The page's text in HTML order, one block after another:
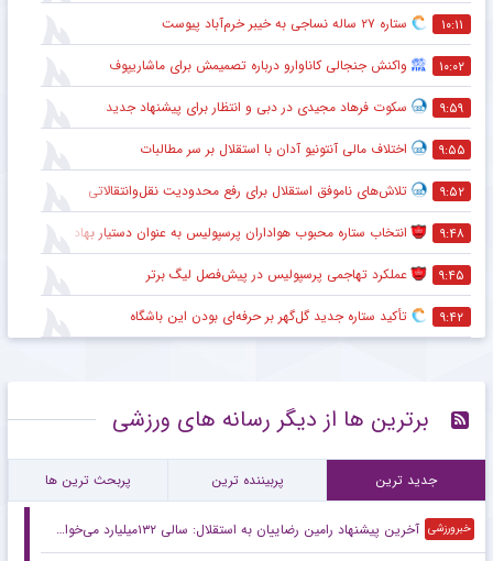
۱۰:۱۱ ستاره ۲۷ ساله نساجی به خیبر خرم‌آباد پیوست
۱۰:۰۲ واکنش جنجالی کاناوارو درباره تصمیمش برای ماشاریپوف
۹:۵۹ سکوت فرهاد مجیدی در دبی و انتظار برای پیشنهاد جدید
۹:۵۵ اختلاف مالی آنتونیو آدان با استقلال بر سر مطالبات
۹:۵۲ تلاش‌های ناموفق استقلال برای رفع محدودیت نقل‌وانتقالاتی
۹:۴۸ انتخاب ستاره محبوب هواداران پرسپولیس به عنوان دستیار بهادر عبدی
۹:۴۵ عملکرد تهاجمی پرسپولیس در پیش‌فصل لیگ برتر
۹:۴۲ تأکید ستاره جدید گل‌گهر بر حرفه‌ای بودن این باشگاه
برترین ها از دیگر رسانه های ورزشی
جدید ترین پربیننده ترین پربحث ترین ها
خبرورزشی آخرین پیشنهاد رامین رضاییان به استقلال: سالی ۱۳۲میلیارد می‌خواهم!